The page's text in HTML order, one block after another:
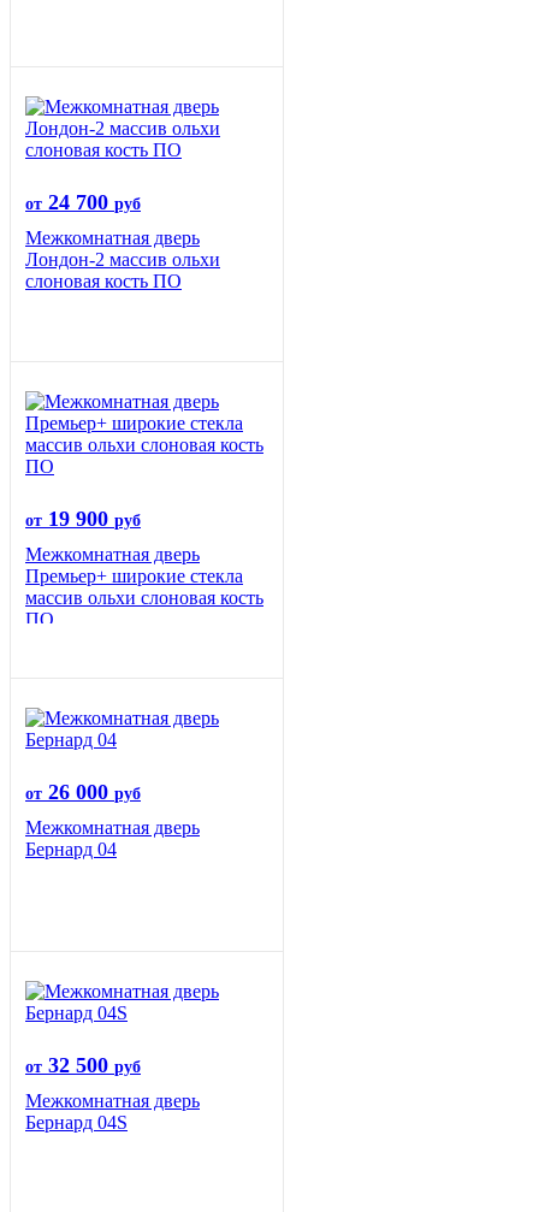
от 24 700 руб
Межкомнатная дверь
Лондон-2 массив ольхи
слоновая кость ПО
от 19 900 руб
Межкомнатная дверь
Премьер+ широкие стекла
массив ольхи слоновая кость
ПО
от 26 000 руб
Межкомнатная дверь
Бернард 04
от 32 500 руб
Межкомнатная дверь
Бернард 04S